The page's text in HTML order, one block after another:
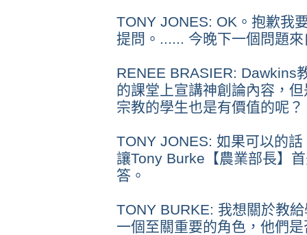
TONY JONES: OK。抱歉我
提問。...... 今晚下一個問題
RENEE BRASIER: Dawkins
的課堂上宣講神創論內容，
宗教的學生也是有價值的呢？
TONY JONES: 如果可以的
讓Tony Burke【農業部長】
答。
TONY BURKE: 我想關於教
一個至關重要的角色，他們